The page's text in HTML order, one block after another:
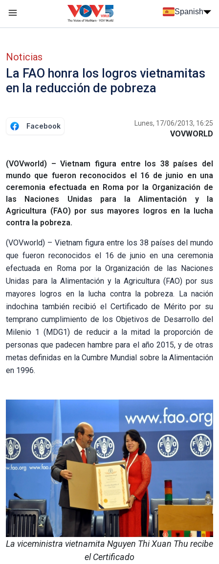
Spanish
Noticias
La FAO honra los logros vietnamitas
en la reducción de pobreza
Facebook Lunes, 17/06/2013, 16:25
VOVWORLD
(VOVworld) – Vietnam figura entre los 38 países del
mundo que fueron reconocidos el 16 de junio en una
ceremonia efectuada en Roma por la Organización de
las Naciones Unidas para la Alimentación y la
Agricultura (FAO) por sus mayores logros en la lucha
contra la pobreza.
(VOVworld) – Vietnam figura entre los 38 países del mundo
que fueron reconocidos el 16 de junio en una ceremonia
efectuada en Roma por la Organización de las Naciones
Unidas para la Alimentación y la Agricultura (FAO) por sus
mayores logros en la lucha contra la pobreza. La nación
indochina también recibió el Certificado de Mérito por su
temprano cumplimiento de los Objetivos de Desarrollo del
Milenio 1 (MDG1) de reducir a la mitad la proporción de
personas que padecen hambre para el año 2015, y de otras
metas definidas en la Cumbre Mundial sobre la Alimentación
en 1996.
La viceministra vietnamita Nguyen Thi Xuan Thu recibe
elCertificado